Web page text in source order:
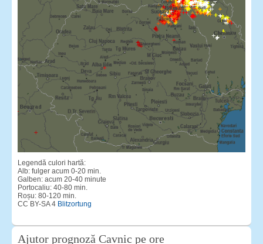
Legendă culori hartă:
Alb: fulger acum 0-20 min.
Galben: acum 20-40 minute
Portocaliu: 40-80 min.
Roșu: 80-120 min.
CC BY-SA 4 Blitzortung
Ajutor prognoză Cavnic pe ore